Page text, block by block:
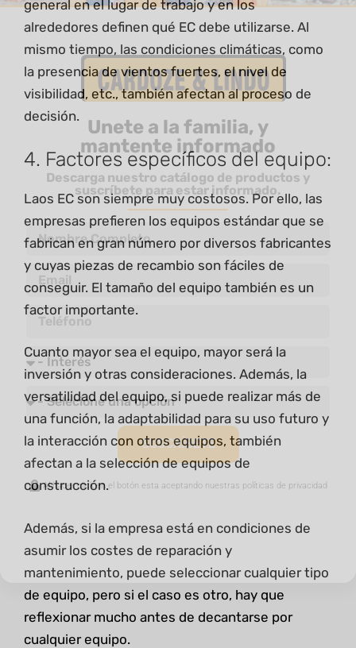
general en el lugar de trabajo y en los
alrededores definen qué EC debe utilizarse. Al
mismo tiempo, las condiciones climáticas, como
la presencia de vientos fuertes, el nivel de
visibilidad, etc., también afectan al proceso de
decisión.
4. Factores específicos del equipo:
Laos EC son siempre muy costosos. Por ello, las
empresas prefieren los equipos estándar que se
fabrican en gran número por diversos fabricantes
y cuyas piezas de recambio son fáciles de
conseguir. El tamaño del equipo también es un
factor importante.
Cuanto mayor sea el equipo, mayor será la
inversión y otras consideraciones. Además, la
versatilidad del equipo, si puede realizar más de
una función, la adaptabilidad para su uso futuro y
la interacción con otros equipos, también
afectan a la selección de equipos de
construcción.
Además, si la empresa está en condiciones de
asumir los costes de reparación y
mantenimiento, puede seleccionar cualquier tipo
de equipo, pero si el caso es otro, hay que
reflexionar mucho antes de decantarse por
cualquier equipo.
Unete a la familia, y
mantente informado
Descarga nuestro catálogo de productos y
suscríbete para estar informado.
SUSCRÍBETE
Al hacer click en el botón esta aceptando nuestras políticas de privacidad